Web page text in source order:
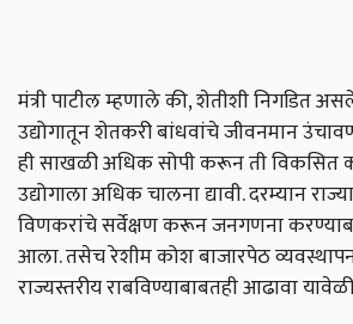
मंत्री पाटील म्हणाले की, शेतीशी निगडित
उद्योगातून शेतकरी बांधवांचे जीवनमान
ही साखळी अधिक सोपी करून ती विकसित
उद्योगाला अधिक चालना द्यावी. दरम्यान
विणकरांचे सर्वेक्षण करून जनगणना
आला. तसेच रेशीम कोश बाजारपेठ
राज्यस्तरीय राबविण्याबाबतही आढावा